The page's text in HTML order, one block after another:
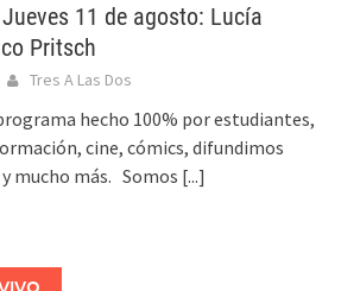
11 de agosto: Lucía
Pritsch
Tres A Las Dos
hecho 100% por estudiantes,
cine, cómics, difundimos
mucho más. Somos [...]